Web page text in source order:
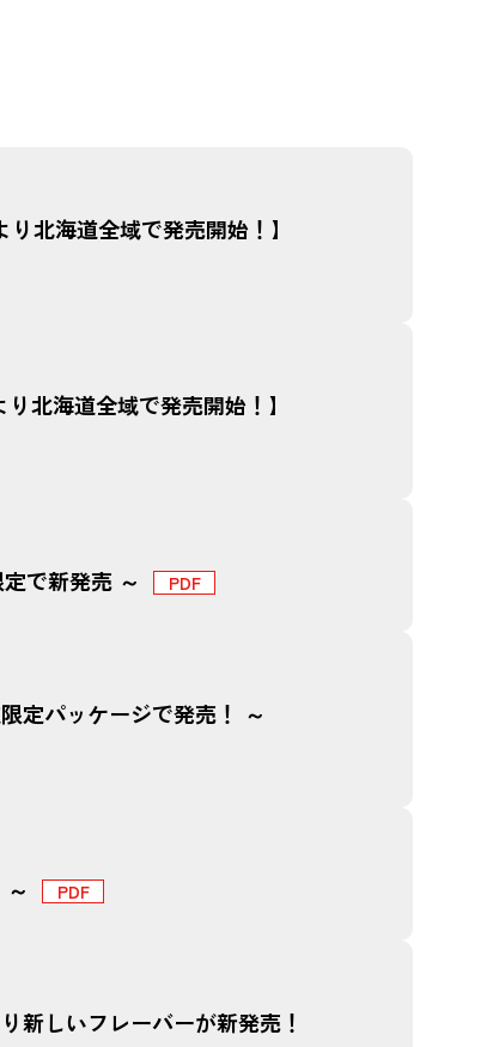
北海道全域で発売開始！】
北海道全域で発売開始！】
で新発売 ～
定パッケージで発売！ ～
新しいフレーバーが新発売！